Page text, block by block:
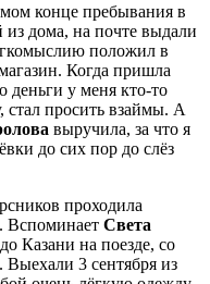
конце пребывания в
дома, на почте выдали
положил в
Когда пришла
деньги у меня кто-то
просить взаймы. А
выручила, за что я
до сих пор до слёз
проходила
Вспоминает Света
Казани на поезде, со
. Выехали 3 сентября из